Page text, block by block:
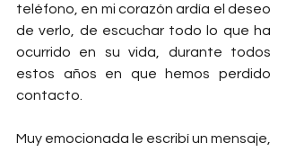
teléfono, en mi corazón ardía el deseo
de verlo, de escuchar todo lo que ha
ocurrido en su vida, durante todos
estos años en que hemos perdido
contacto.
Muy emocionada le escribí un mensaje,